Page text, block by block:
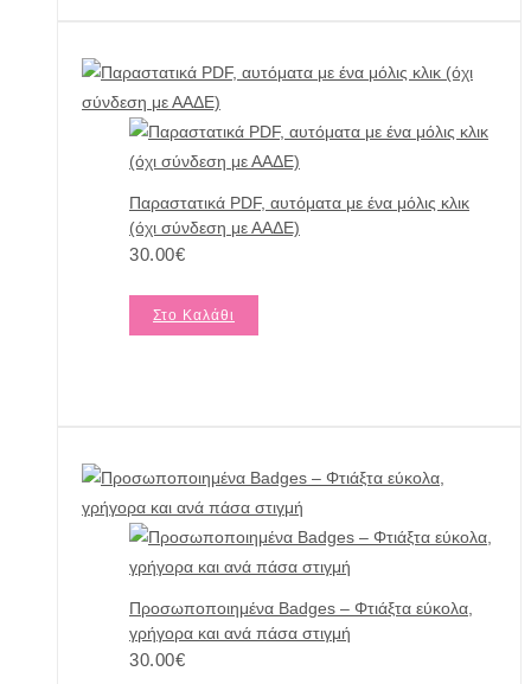
Παραστατικά PDF, αυτόματα με ένα μόλις κλικ
(όχι σύνδεση με ΑΑΔΕ)
30.00€
Στο Καλάθι
Προσωποποιημένα Badges – Φτιάξτα εύκολα,
γρήγορα και ανά πάσα στιγμή
30.00€